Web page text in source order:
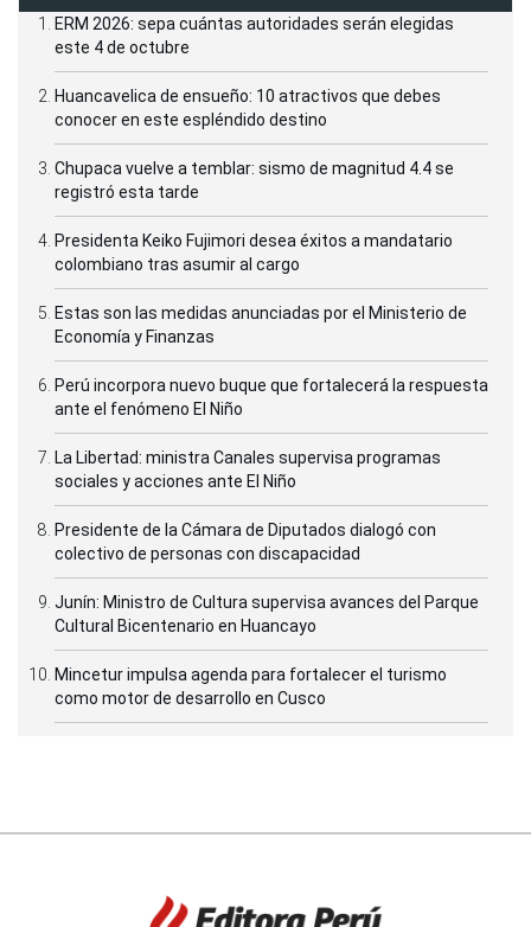
ERM 2026: sepa cuántas autoridades serán elegidas
este 4 de octubre
Huancavelica de ensueño: 10 atractivos que debes
conocer en este espléndido destino
Chupaca vuelve a temblar: sismo de magnitud 4.4 se
registró esta tarde
Presidenta Keiko Fujimori desea éxitos a mandatario
colombiano tras asumir al cargo
Estas son las medidas anunciadas por el Ministerio de
Economía y Finanzas
Perú incorpora nuevo buque que fortalecerá la respuesta
ante el fenómeno El Niño
La Libertad: ministra Canales supervisa programas
sociales y acciones ante El Niño
Presidente de la Cámara de Diputados dialogó con
colectivo de personas con discapacidad
Junín: Ministro de Cultura supervisa avances del Parque
Cultural Bicentenario en Huancayo
Mincetur impulsa agenda para fortalecer el turismo
como motor de desarrollo en Cusco